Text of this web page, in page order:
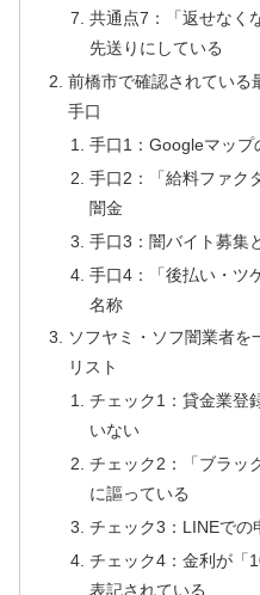
共通点7：「返せなく
先送りにしている
前橋市で確認されている
手口
手口1：Googleマップ
手口2：「給料ファク
闇金
手口3：闇バイト募集
手口4：「後払い・ツ
名称
ソフヤミ・ソフ闇業者を
リスト
チェック1：貸金業登
いない
チェック2：「ブラッ
に謳っている
チェック3：LINEでの
チェック4：金利が「
表記されている